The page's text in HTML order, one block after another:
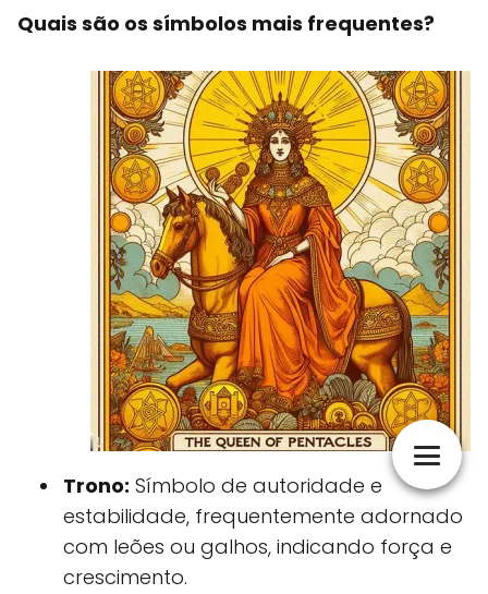
Quais são os símbolos mais frequentes?
Trono: Símbolo de autoridade e
estabilidade, frequentemente adornado
com leões ou galhos, indicando força e
crescimento.